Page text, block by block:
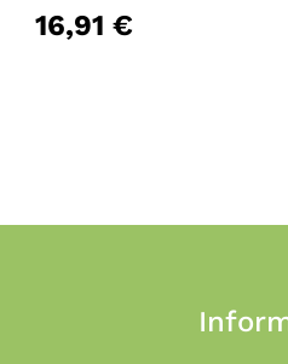
be
16,91 €